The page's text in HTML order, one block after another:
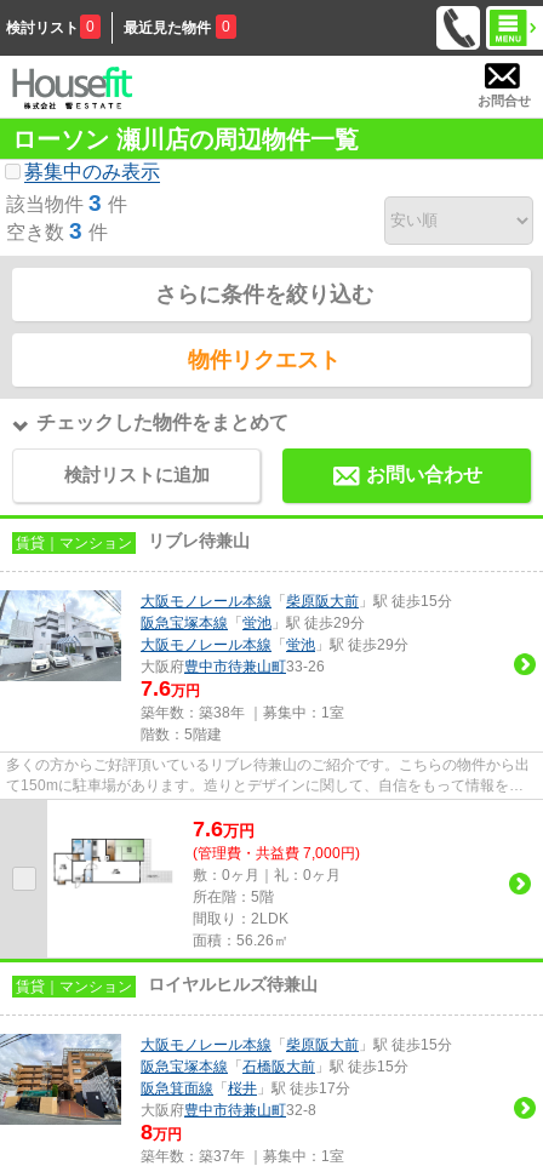
検討リスト 0 最近見た物件 0
お問合せ
ローソン 瀬川店の周辺物件一覧
募集中のみ表示
該当物件 3 件
空き数 3 件
さらに条件を絞り込む
物件リクエスト
チェックした物件をまとめて
検討リストに追加 お問い合わせ
賃貸｜マンション リブレ待兼山
大阪モノレール本線 「 柴原阪大前 」駅 徒歩15分
阪急宝塚本線 「 蛍池 」駅 徒歩29分
大阪モノレール本線 「 蛍池 」駅 徒歩29分
大阪府豊中市待兼山町33-26
7.6万円
築年数：築38年 ｜募集中： 1室
階数：5階建
多くの方からご好評頂いているリブレ待兼山のご紹介です。こちらの物件から出
て150mに駐車場があります。造りとデザインに関して、自信をもって情報を提
7.6万円
(管理費・共益費 7,000円)
敷：0ヶ月｜礼：0ヶ月
所在階：5階
間取り：2LDK
面積：56.26㎡
賃貸｜マンション ロイヤルヒルズ待兼山
大阪モノレール本線 「 柴原阪大前 」駅 徒歩15分
阪急宝塚本線 「 石橋阪大前 」駅 徒歩15分
阪急箕面線 「 桜井 」駅 徒歩17分
大阪府豊中市待兼山町32-8
8万円
築年数：築37年 ｜募集中： 1室